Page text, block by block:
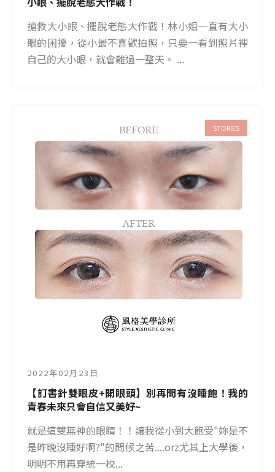
搶救大小眼、擺脫老態大作戰！林小姐一直有大小
眼的困擾，從小最不喜歡拍照，只要一看到照片裡
自己的大小眼，就會難過一整天。 ...
STORIES
2022年02月23日
【訂書針雙眼皮+開眼頭】別再問有沒睡飽！我的
青春未來只會自信又美好~
就是這雙無神的眼睛！！讓我從小到大飽受"妳是不
是昨晚沒睡好啊?"的問候之苦....orz尤其上大學後，
明明不用再穿統一校...